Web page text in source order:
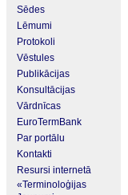
Sēdes
Lēmumi
Protokoli
Vēstules
Publikācijas
Konsultācijas
Vārdnīcas
EuroTermBank
Par portālu
Kontakti
Resursi internetā
«Terminoloģijas